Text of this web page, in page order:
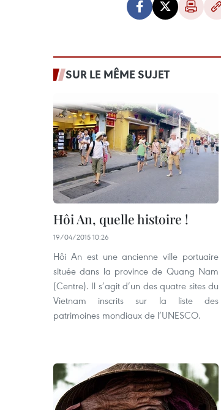
SUR LE MÊME SUJET
Hôi An, quelle histoire !
19/04/2015 10:26
Hôi An est une ancienne ville portuaire
située dans la province de Quang Nam
(Centre). Il s’agit d’un des quatre sites du
Vietnam inscrits sur la liste des
patrimoines mondiaux de l’UNESCO.